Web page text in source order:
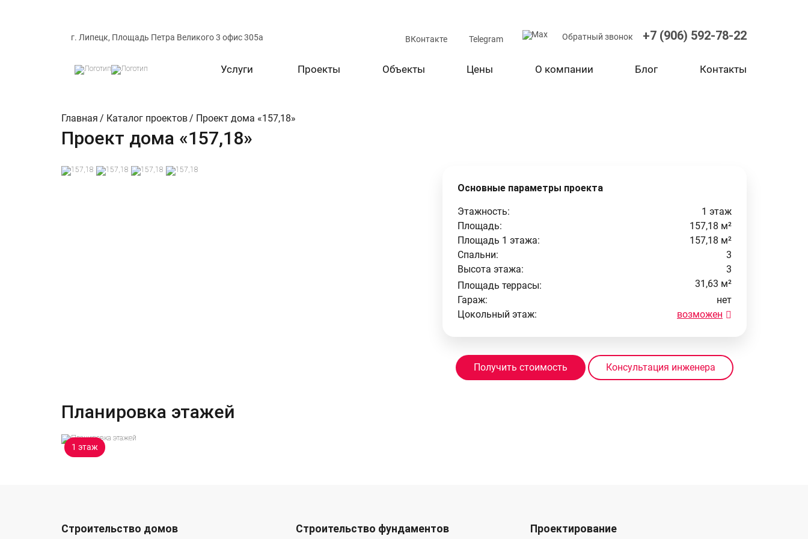
г. Липецк, Площадь Петра Великого 3 офис 305а ВКонтакте Telegram Max Обратный звонок +7 (906) 592-78-22
Услуги Проекты Объекты Цены О компании Блог Контакты
Главная / Каталог проектов/ Проект дома «157,18»
Проект дома «157,18»
Основные параметры проекта
Этажность:
1 этаж
Площадь:
157,18 м²
Площадь 1 этажа:
157,18 м²
Спальни:
3
Высота этажа:
3
Площадь террасы:
31,63 м²
Гараж:
нет
Цокольный этаж:
возможен
Получить стоимость Консультация инженера
Планировка этажей
1 этаж
Строительство домов Строительство фундаментов Проектирование